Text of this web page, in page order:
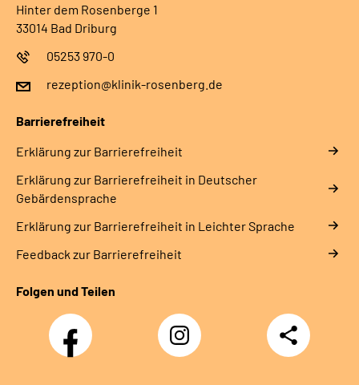
Hinter dem Rosenberge 1
33014 Bad Driburg
05253 970-0
rezeption@klinik-rosenberg.de
Barrierefreiheit
Erklärung zur Barrierefreiheit
Erklärung zur Barrierefreiheit in Deutscher
Gebärdensprache
Erklärung zur Barrierefreiheit in Leichter Sprache
Feedback zur Barrierefreiheit
Folgen und Teilen
Facebook Instagram
Teilen